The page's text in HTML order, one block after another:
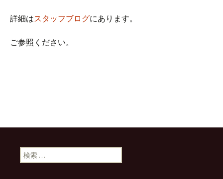
詳細はスタッフブログにあります。
ご参照ください。
検索: